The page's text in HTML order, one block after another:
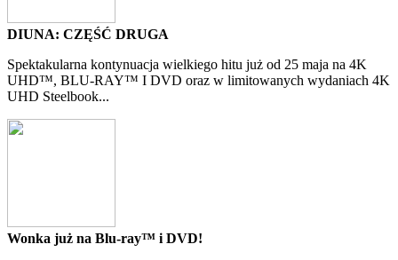
DIUNA: CZĘŚĆ DRUGA
Spektakularna kontynuacja wielkiego hitu już od 25 maja na 4K
UHD™, BLU-RAY™ I DVD oraz w limitowanych wydaniach 4K
UHD Steelbook...
Wonka już na Blu-ray™ i DVD!